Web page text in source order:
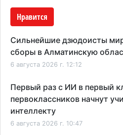
Нравится
Сильнейшие дзюдоисты
сборы в Алматинскую
6 августа 2026 г. 12:12
Первый раз с ИИ в первый
первоклассников начнут
интеллекту
6 августа 2026 г. 10:47